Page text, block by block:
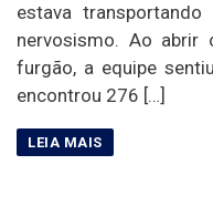
estava
nervosismo. Ao
furgão, a equipe
encontrou 276 […]